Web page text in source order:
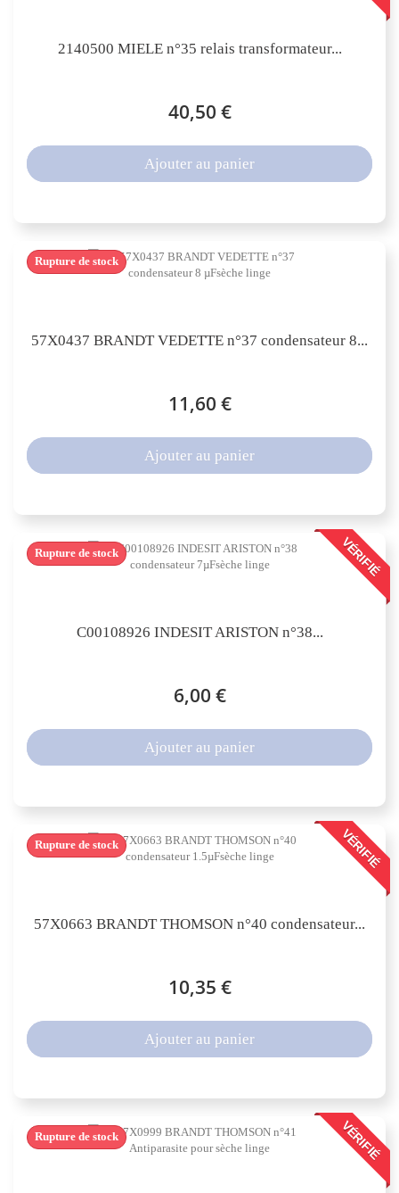
2140500 MIELE n°35 relais transformateur...
40,50 €
Ajouter au panier
57X0437 BRANDT VEDETTE n°37 condensateur 8...
11,60 €
Rupture de stock
Ajouter au panier
VÉRIFIÉ
C00108926 INDESIT ARISTON n°38...
6,00 €
Rupture de stock
Ajouter au panier
VÉRIFIÉ
57X0663 BRANDT THOMSON n°40 condensateur...
10,35 €
Rupture de stock
Ajouter au panier
VÉRIFIÉ
Rupture de stock